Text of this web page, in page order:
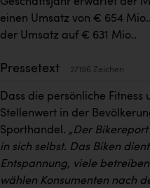
einen Umsatz von € 654
der Umsatz auf € 631 Mio..
Pressetext 27196 Zeichen
Dass die persönliche
Stellenwert in der
Sporthandel. „Der
in sich selbst. Das Biken
Entspannung, viele
wählen Konsumenten nach